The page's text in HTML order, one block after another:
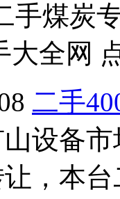
手煤炭
大全网
二手
设备
，本